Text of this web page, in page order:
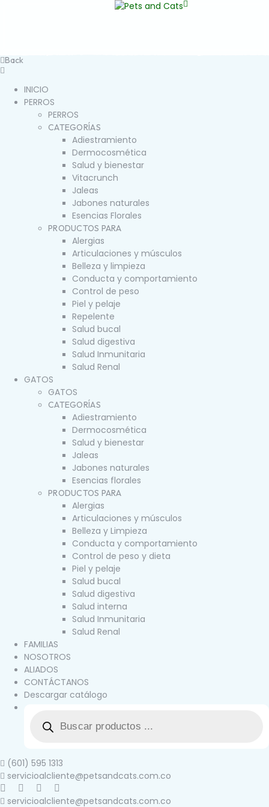
Back
INICIO
PERROS
PERROS
CATEGORÍAS
Adiestramiento
Dermocosmética
Salud y bienestar
Vitacrunch
Jaleas
Jabones naturales
Esencias Florales
PRODUCTOS PARA
Alergias
Articulaciones y músculos
Belleza y limpieza
Conducta y comportamiento
Control de peso
Piel y pelaje
Repelente
Salud bucal
Salud digestiva
Salud Inmunitaria
Salud Renal
GATOS
GATOS
CATEGORÍAS
Adiestramiento
Dermocosmética
Salud y bienestar
Jaleas
Jabones naturales
Esencias florales
PRODUCTOS PARA
Alergias
Articulaciones y músculos
Belleza y Limpieza
Conducta y comportamiento
Control de peso y dieta
Piel y pelaje
Salud bucal
Salud digestiva
Salud interna
Salud Inmunitaria
Salud Renal
FAMILIAS
NOSOTROS
ALIADOS
CONTÁCTANOS
Descargar catálogo
(601) 595 1313
servicioalcliente@petsandcats.com.co
servicioalcliente@petsandcats.com.co